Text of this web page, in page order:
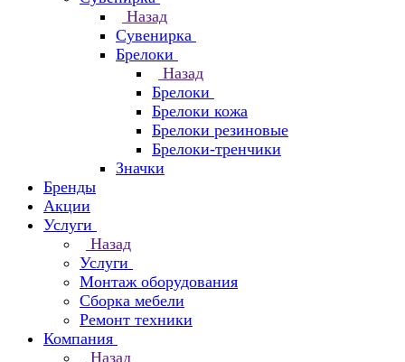
Назад
Сувенирка
Брелоки
Назад
Брелоки
Брелоки кожа
Брелоки резиновые
Брелоки-тренчики
Значки
Бренды
Акции
Услуги
Назад
Услуги
Монтаж оборудования
Сборка мебели
Ремонт техники
Компания
Назад